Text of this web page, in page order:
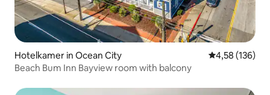
Hotelkamer in Ocean City Gemiddelde
4,58 (136)
Beach Bum Inn Bayview room with balcony